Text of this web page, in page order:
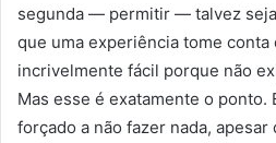
segunda — permitir — talvez
que uma experiência tome conta
incrivelmente fácil porque não
Mas esse é exatamente o ponto.
forçado a não fazer nada, apesar